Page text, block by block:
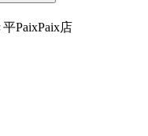
PaixPaix店